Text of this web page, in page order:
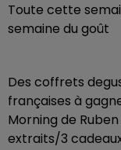
Toute cette
semaine du goût
Des coffrets
françaises à
Morning de
extraits/3